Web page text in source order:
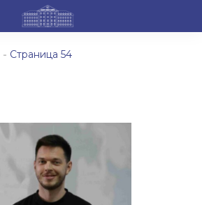
- Страница 54